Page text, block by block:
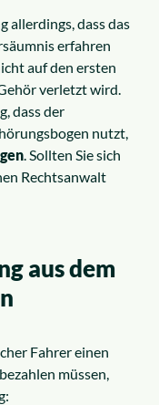
allerdings, dass das
erfahren
auf den ersten
verletzt wird.
dass der
nutzt,
. Sollten Sie sich
Rechtsanwalt
aus dem
Fahrer einen
müssen,